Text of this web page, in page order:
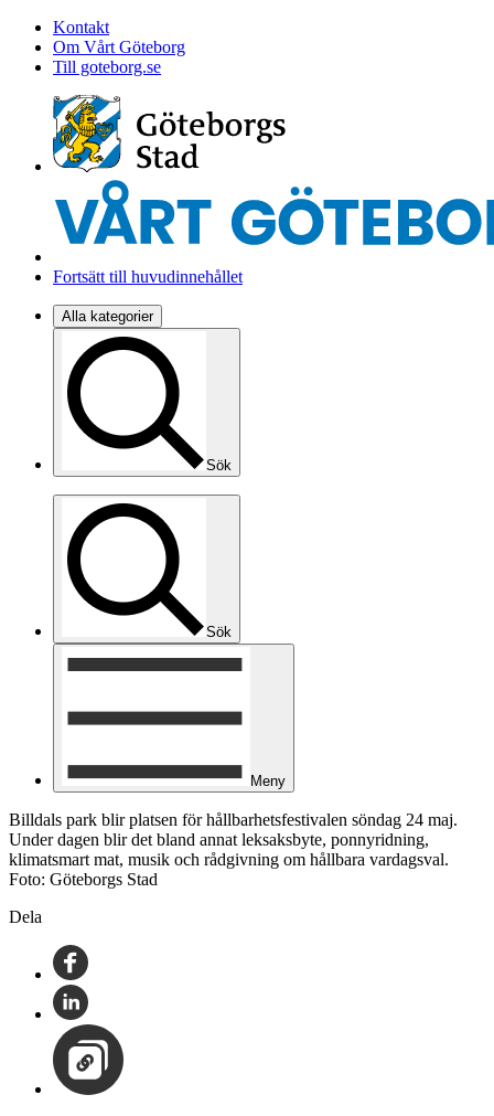
Kontakt
Om Vårt Göteborg
Till goteborg.se
Fortsätt till huvudinnehållet
Alla kategorier
Sök
Sök
Meny
Billdals park blir platsen för hållbarhetsfestivalen söndag 24 maj.
Under dagen blir det bland annat leksaksbyte, ponnyridning,
klimatsmart mat, musik och rådgivning om hållbara vardagsval.
Foto: Göteborgs Stad
Dela